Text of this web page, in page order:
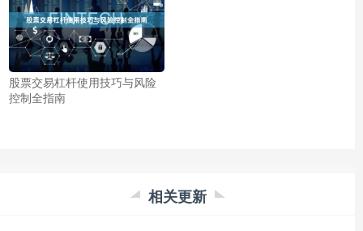
股票交易杠杆使用技巧与风险
控制全指南
相关更新